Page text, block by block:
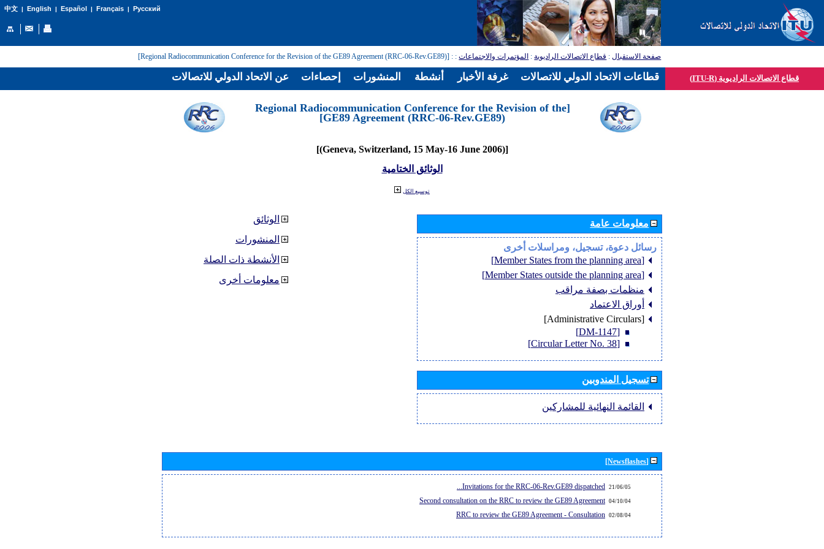
中文| English | Español | Français| Русский
صفحة الاستقبال: قطاع الاتصالات الراديوية: المؤتمرات والاجتماعات:
: [Regional Radiocommunication Conference for the Revision of the GE89 Agreement (RRC-06-Rev.GE89)]
قطاع الاتصالات الراديوية (ITU-R)
[Regional Radiocommunication Conference for the Revision of the
GE89 Agreement (RRC-06-Rev.GE89)]
[(Geneva, Switzerland, 15 May-16 June 2006)]
الوثائق الختامية
توسيع الكل
الوثائق
المنشورات
الأنشطة ذات الصلة
معلومات أخرى
معلومات عامة
رسائل دعوة، تسجيل، ومراسلات أخرى
[Member States from the planning area]
[Member States outside the planning area]
منظمات بصفة مراقب
أوراق الاعتماد
[Administrative Circulars]
[DM-1147]
[Circular Letter No. 38]
تسجيل المندوبين
القائمة النهائية للمشاركين
[Newsflashes]
21/06/05
Invitations for the RRC-06-Rev.GE89 dispatched...
04/10/04
Second consultation on the RRC to review the GE89 Agreement
02/08/04
RRC to review the GE89 Agreement - Consultation
عن الاتحاد الدولي للاتصالات إحصاءات المنشورات أنشطة غرفة الأخبار قطاعات الاتحاد الدولي للاتصالات